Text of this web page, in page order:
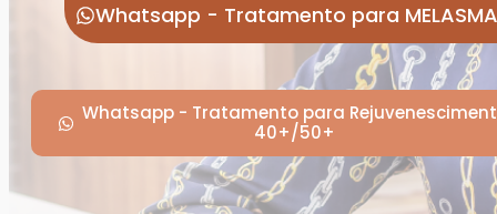
Whatsapp - Tratamento para MELASMA
Whatsapp - Tratamento para
40+/50+